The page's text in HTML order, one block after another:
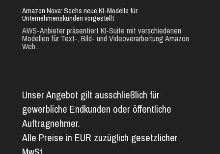
Amazon Nova: Sechs neue KI-Modelle für
Unternehmenskunden vorgestellt
AWS-Anbieter präsentiert KI-Suite mit verschiedenen
Modellen für Text-, Bild- und Videoverarbeitung Amazon
Web...
Unser Angebot gilt ausschließlich für
gewerbliche Endkunden oder öffentliche
Auftragnehmer.
Alle Preise in EUR zuzüglich gesetzlicher